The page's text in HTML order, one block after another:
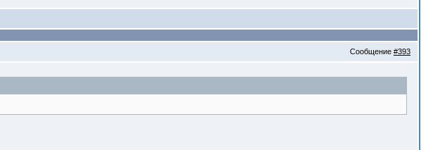
Сообщение #393